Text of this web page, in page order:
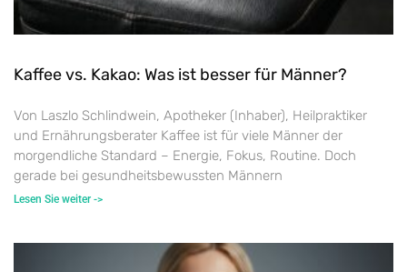
Kaffee vs. Kakao: Was ist besser für Männer?
Von Laszlo Schlindwein, Apotheker (Inhaber), Heilpraktiker
und Ernährungsberater Kaffee ist für viele Männer der
morgendliche Standard – Energie, Fokus, Routine. Doch
gerade bei gesundheitsbewussten Männern
Lesen Sie weiter ->